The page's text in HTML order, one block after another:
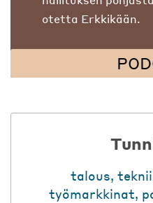
otetta Erkkikään.
talous,
työmarkkinat,